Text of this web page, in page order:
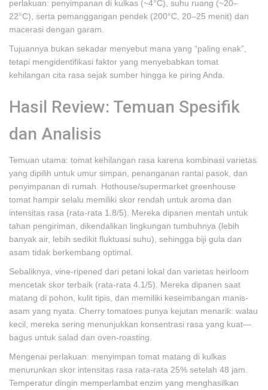
perlakuan: penyimpanan di kulkas (~4°C), suhu ruang (~20–
22°C), serta pemanggangan pendek (200°C, 20–25 menit) dan
macerasi dengan garam.
Tujuannya bukan sekadar menyebut mana yang “paling enak”,
tetapi mengidentifikasi faktor yang menyebabkan tomat
kehilangan cita rasa sejak sumber hingga ke piring Anda.
Hasil Review: Temuan Spesifik
dan Analisis
Temuan utama: tomat kehilangan rasa karena kombinasi varietas
yang dipilih untuk umur simpan, penanganan rantai pasok, dan
penyimpanan di rumah. Hothouse/supermarket greenhouse
tomat hampir selalu memiliki skor rendah untuk aroma dan
intensitas rasa (rata-rata 1.8/5). Mereka dipanen mentah untuk
tahan pengiriman, dikendalikan lingkungan tumbuhnya (lebih
banyak air, lebih sedikit fluktuasi suhu), sehingga biji gula dan
asam tidak berkembang optimal.
Sebaliknya, vine-ripened dari petani lokal dan varietas heirloom
mencetak skor terbaik (rata-rata 4.1/5). Mereka dipanen saat
matang di pohon, kulit tipis, dan memiliki keseimbangan manis-
asam yang nyata. Cherry tomatoes punya kejutan menarik: walau
kecil, mereka sering menunjukkan konsentrasi rasa yang kuat—
bagus untuk salad dan oven-roasting.
Mengenai perlakuan: menyimpan tomat matang di kulkas
menurunkan skor intensitas rasa rata-rata 25% setelah 48 jam.
Temperatur dingin memperlambat enzim yang menghasilkan